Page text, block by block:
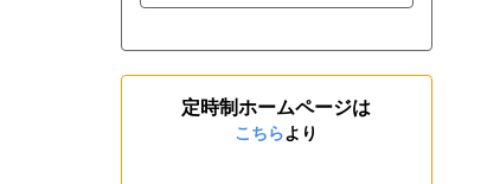
定時制ホームページは
こちらより